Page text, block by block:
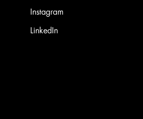
Instagram
LinkedIn